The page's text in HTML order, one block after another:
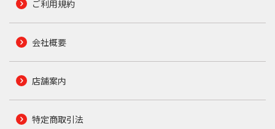
ご利用規約
会社概要
店舗案内
特定商取引法